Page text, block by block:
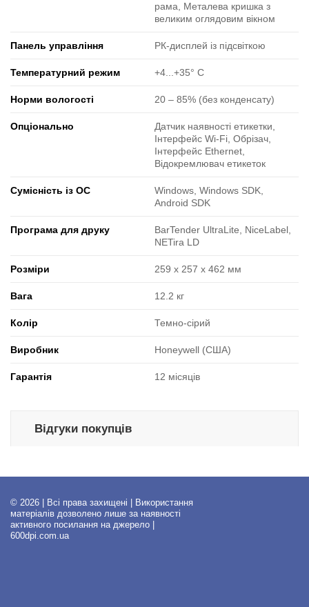
рама, Металева кришка з
великим оглядовим вікном
Панель управління РК-дисплей із підсвіткою
Температурний режим +4...+35° C
Норми вологості 20 ‒ 85% (без конденсату)
Опціонально
Датчик наявності етикетки,
Інтерфейс Wi-Fi, Обрізач,
Інтерфейс Ethernet,
Відокремлювач етикеток
Сумісність із ОС
Windows, Windows SDK,
Android SDK
Програма для друку
BarTender UltraLite, NiceLabel,
NETira LD
Розміри 259 x 257 x 462 мм
Вага 12.2 кг
Колір Темно-сірий
Виробник Honeywell (США)
Гарантія 12 місяців
Відгуки покупців
© 2026 | Всі права захищені | Використання
матеріалів дозволено лише за наявності
активного посилання на джерело |
600dpi.com.ua